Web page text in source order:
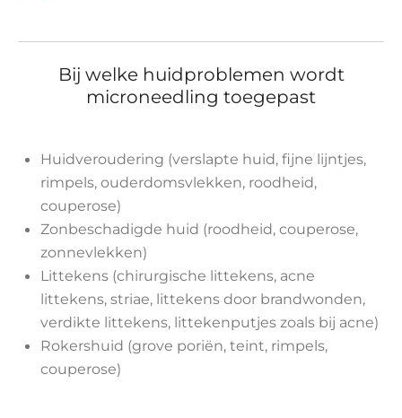
Bij welke huidproblemen wordt
microneedling toegepast
Huidveroudering (verslapte huid, fijne lijntjes,
rimpels, ouderdomsvlekken, roodheid,
couperose)
Zonbeschadigde huid (roodheid, couperose,
zonnevlekken)
Littekens (chirurgische littekens, acne
littekens, striae, littekens door brandwonden,
verdikte littekens, littekenputjes zoals bij acne)
Rokershuid (grove poriën, teint, rimpels,
couperose)